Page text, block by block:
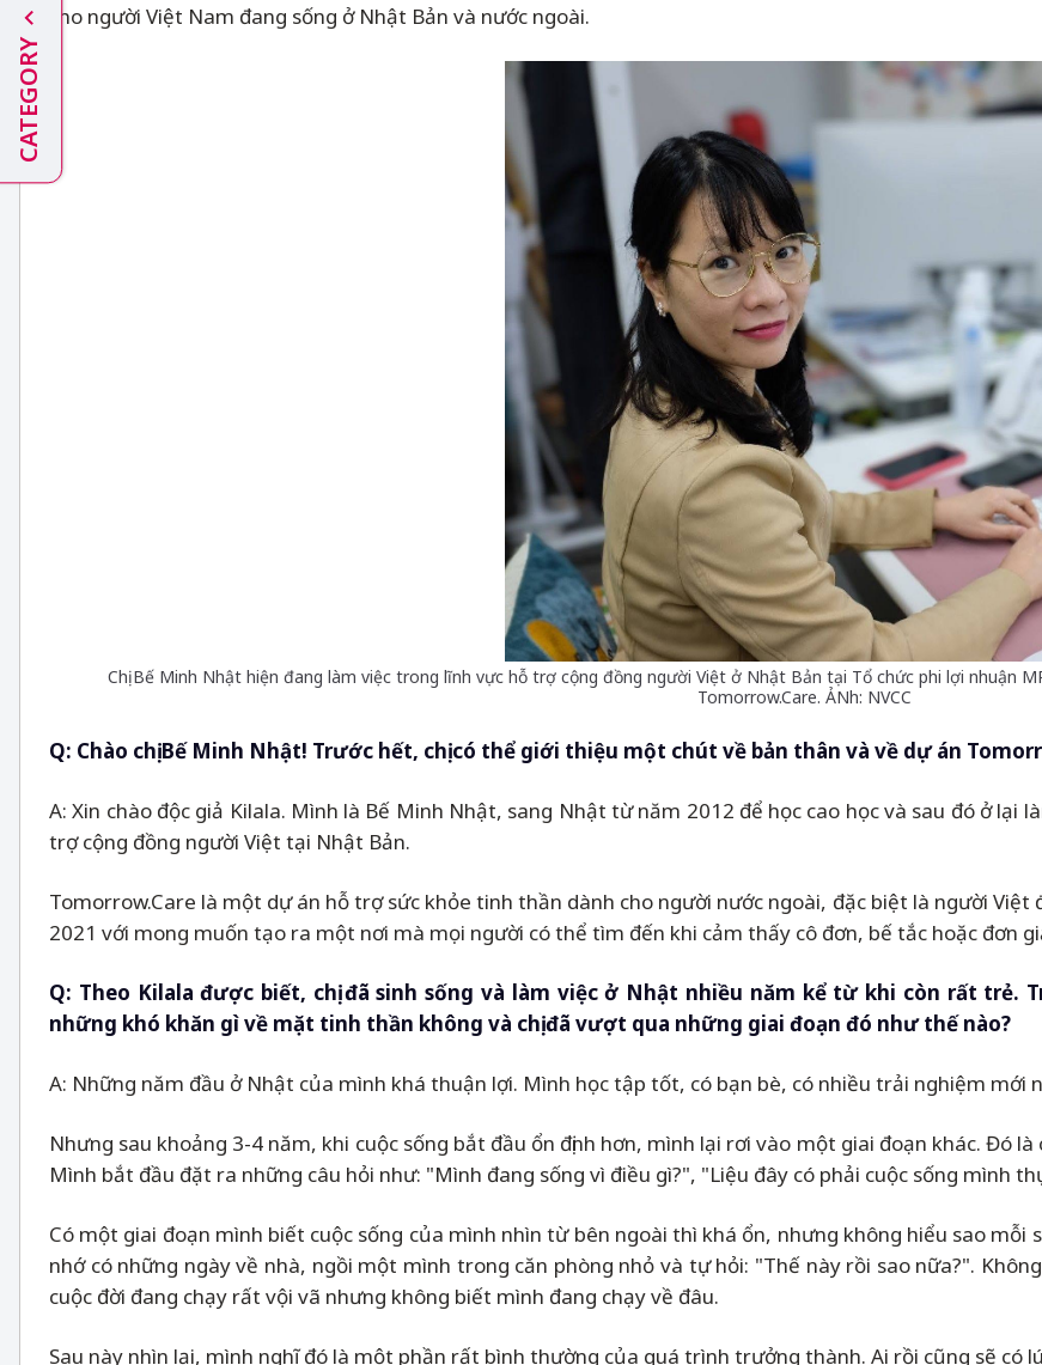
cho người Việt Nam đang sống ở Nhật Bản và nước ngoài.
Chị Bế Minh Nhật hiện đang làm việc trong lĩnh vực hỗ trợ cộng đồng người Việt ở Nhật Bản tại Tổ chức phi lợi nhuận
Tomorrow.Care. ẢNh: NVCC
Q: Chào chị Bế Minh Nhật! Trước hết, chị có thể giới thiệu một chút về bản thân và về dự án
A: Xin chào độc giả Kilala. Mình là Bế Minh Nhật, sang Nhật từ năm 2012 để học cao học và sau đó ở
trợ cộng đồng người Việt tại Nhật Bản.
Tomorrow.Care là một dự án hỗ trợ sức khỏe tinh thần dành cho người nước ngoài, đặc biệt là người
2021 với mong muốn tạo ra một nơi mà mọi người có thể tìm đến khi cảm thấy cô đơn, bế tắc hoặc đơn
Q: Theo Kilala được biết, chị đã sinh sống và làm việc ở Nhật nhiều năm kể từ khi còn rất trẻ.
những khó khăn gì về mặt tinh thần không và chị đã vượt qua những giai đoạn đó như thế nào?
A: Những năm đầu ở Nhật của mình khá thuận lợi. Mình học tập tốt, có bạn bè, có nhiều trải nghiệm mới
Nhưng sau khoảng 3-4 năm, khi cuộc sống bắt đầu ổn định hơn, mình lại rơi vào một giai đoạn khác. Đó
Mình bắt đầu đặt ra những câu hỏi như: "Mình đang sống vì điều gì?", "Liệu đây có phải cuộc sống mình
Có một giai đoạn mình biết cuộc sống của mình nhìn từ bên ngoài thì khá ổn, nhưng không hiểu sao
nhớ có những ngày về nhà, ngồi một mình trong căn phòng nhỏ và tự hỏi: "Thế này rồi sao nữa?".
cuộc đời đang chạy rất vội vã nhưng không biết mình đang chạy về đâu.
Sau này nhìn lại, mình nghĩ đó là một phần rất bình thường của quá trình trưởng thành. Ai rồi cũng sẽ có
CATEGORY